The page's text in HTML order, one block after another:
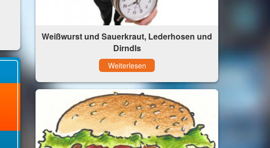
Weißwurst und Sauerkraut, Lederhosen und
Dirndls
Weiterlesen